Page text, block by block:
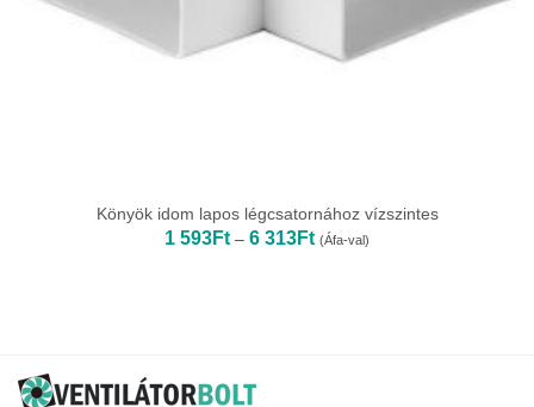
Könyök idom lapos légcsatornához vízszintes
1 593Ft – 6 313FtÁrtartomány:
1
(Áfa-val)